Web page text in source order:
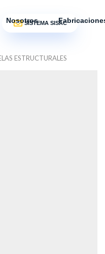
NosotrosSISTEMA SISAC
ESTRUCTURALES